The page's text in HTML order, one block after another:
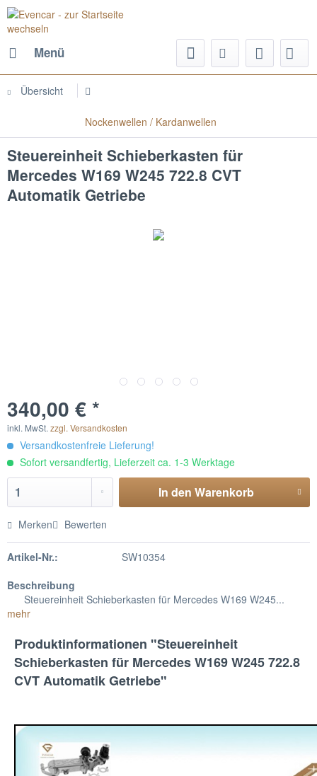
Menü
Übersicht
Nockenwellen / Kardanwellen
Steuereinheit Schieberkasten für
Mercedes W169 W245 722.8 CVT
Automatik Getriebe
340,00 € *
inkl. MwSt. zzgl. Versandkosten
Versandkostenfreie Lieferung!
Sofort versandfertig, Lieferzeit ca. 1-3 Werktage
In den Warenkorb
Merken Bewerten
Artikel-Nr.:
SW10354
Beschreibung
Steuereinheit Schieberkasten für Mercedes W169 W245...
mehr
Produktinformationen "Steuereinheit
Schieberkasten für Mercedes W169 W245 722.8
CVT Automatik Getriebe"